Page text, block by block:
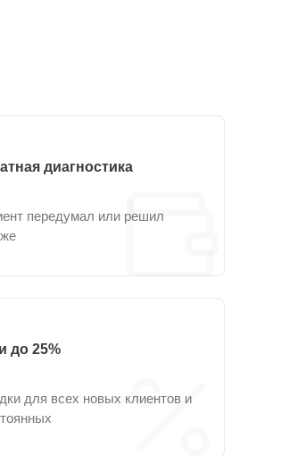
диагностика
передумал или решил
до 25%
для всех новых клиентов и